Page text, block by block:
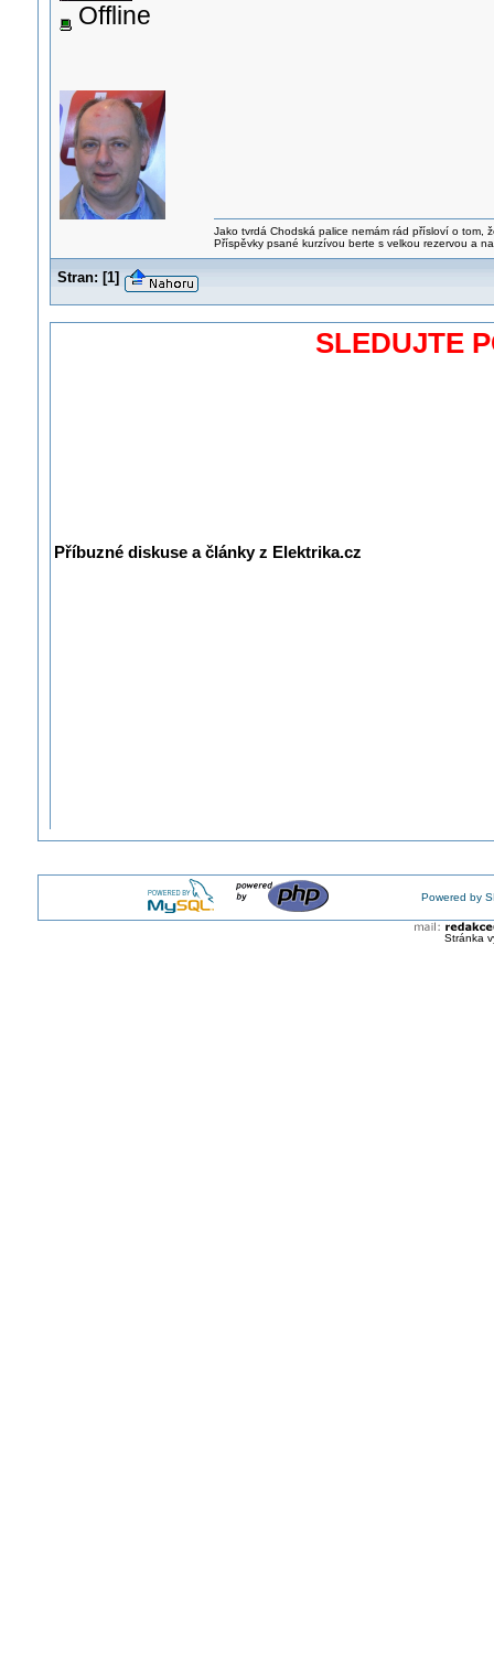
Offline
Jako tvrdá Chodská palice nemám rád přísloví o tom,
Příspěvky psané kurzívou berte s velkou rezervou a
Stran: [1]
SLEDUJTE
Příbuzné diskuse a články z Elektrika.cz
Powered by
Stránka